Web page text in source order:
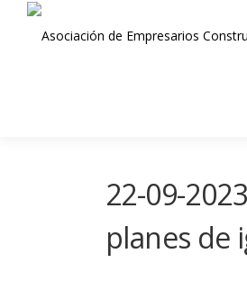
Saltar
22-09-
planes de